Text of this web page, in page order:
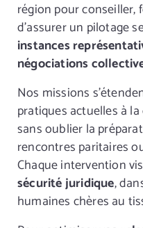
région pour conseiller,
d’assurer un pilotage
instances
négociations
Nos missions
pratiques actuelles à
sans oublier la
rencontres paritaires
Chaque intervention
sécurité juridique,
humaines chères au